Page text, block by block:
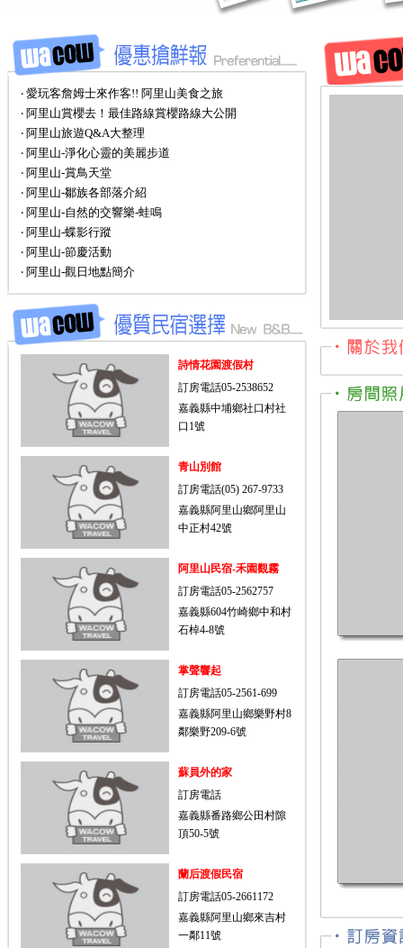
‧ 愛玩客詹姆士來作客!! 阿里山美食之旅
‧ 阿里山賞櫻去！最佳路線賞櫻路線大公開
‧ 阿里山旅遊Q&A大整理
‧ 阿里山-淨化心靈的美麗步道
‧ 阿里山-賞鳥天堂
‧ 阿里山-鄒族各部落介紹
‧ 阿里山-自然的交響樂-蛙鳴
‧ 阿里山-蝶影行蹤
‧ 阿里山-節慶活動
‧ 阿里山-觀日地點簡介
詩情花園渡假村
訂房電話05-2538652
嘉義縣中埔鄉社口村社
口1號
青山別館
訂房電話(05) 267-9733
嘉義縣阿里山鄉阿里山
中正村42號
阿里山民宿-禾園觀霧
訂房電話05-2562757
嘉義縣604竹崎鄉中和村
石棹4-8號
掌聲響起
訂房電話05-2561-699
嘉義縣阿里山鄉樂野村8
鄰樂野209-6號
蘇員外的家
訂房電話
嘉義縣番路鄉公田村隙
頂50-5號
蘭后渡假民宿
訂房電話05-2661172
嘉義縣阿里山鄉來吉村
一鄰11號